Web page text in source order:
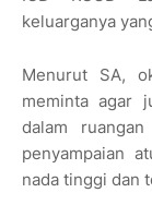
keluarganya
Menurut SA,
meminta agar
dalam
penyampaian
nada tinggi dan